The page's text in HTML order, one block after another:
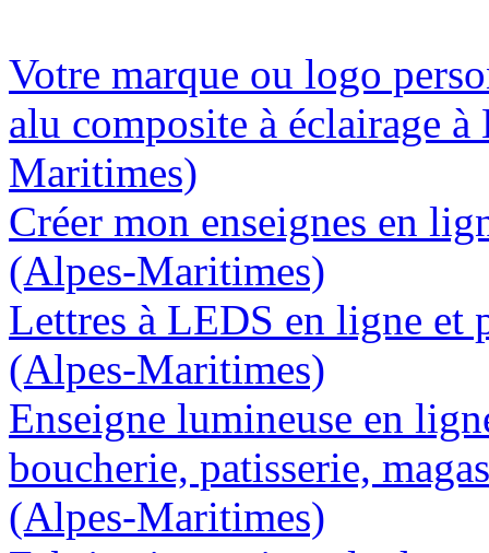
Votre marque ou logo
alu composite à éclairage
Maritimes)
Créer mon enseignes en
(Alpes-Maritimes)
Lettres à LEDS en ligne et
(Alpes-Maritimes)
Enseigne lumineuse en
boucherie, patisserie,
(Alpes-Maritimes)